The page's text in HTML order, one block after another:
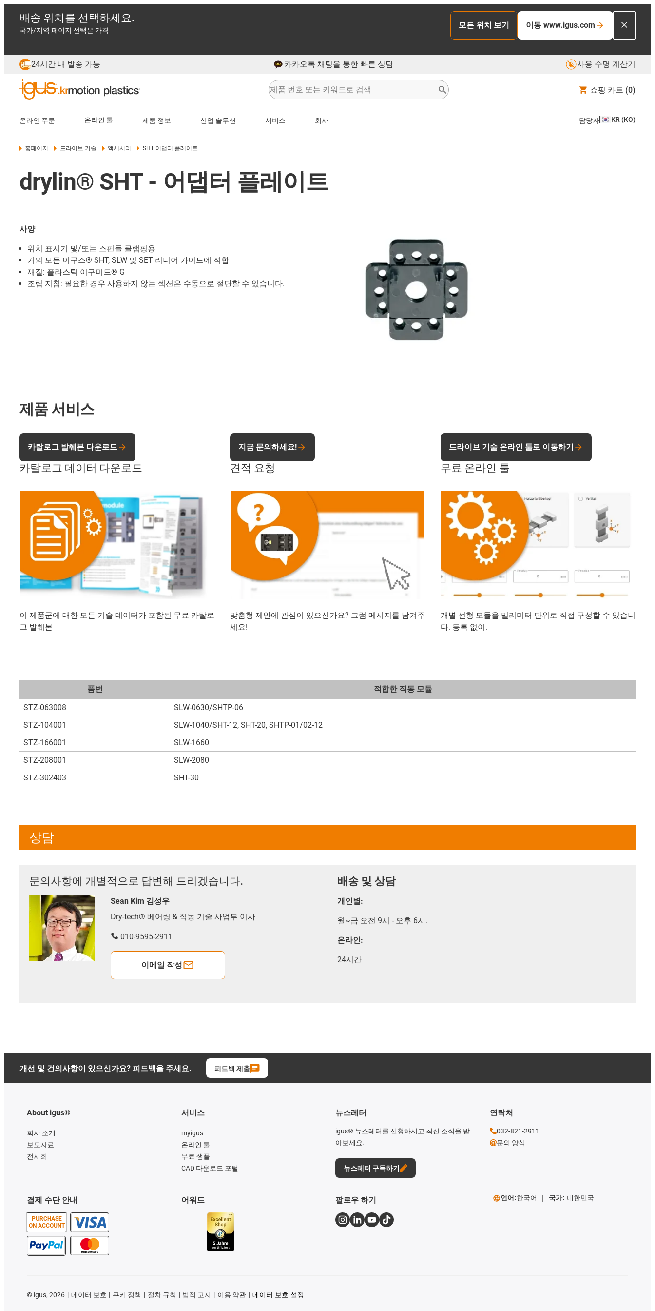
배송 위치를 선택하세요.
국가/지역 페이지 선택은 가격
모든 위치 보기 이동 www.igus.com
24시간 내 발송 가능 카카오톡 채팅을 통한 빠른 상담 사용 수명 계산기
쇼핑 카트 (0)
온라인 주문 온라인 툴 제품 정보 산업 솔루션 서비스 회사 담당자 KR (KO)
홈페이지 드라이브 기술 액세서리 SHT 어댑터 플레이트
drylin® SHT - 어댑터 플레이트
사양
위치 표시기 및/또는 스핀들 클램핑용
거의 모든 이구스® SHT, SLW 및 SET 리니어 가이드에 적합
재질: 플라스틱 이구미드® G
조립 지침: 필요한 경우 사용하지 않는 섹션은 수동으로 절단할 수 있습니다.
제품 서비스
카탈로그 데이터 다운로드
이 제품군에 대한 모든 기술 데이터가 포함된 무료 카탈로
그 발췌본
카탈로그 발췌본 다운로드
견적 요청
맞춤형 제안에 관심이 있으신가요? 그럼 메시지를 남겨주
세요!
지금 문의하세요!
무료 온라인 툴
개별 선형 모듈을 밀리미터 단위로 직접 구성할 수 있습니
다. 등록 없이.
드라이브 기술 온라인 툴로 이동하기
품번
적합한 직동 모듈
STZ-063008
SLW-0630/SHTP-06
STZ-104001
SLW-1040/SHT-12, SHT-20, SHTP-01/02-12
STZ-166001
SLW-1660
STZ-208001
SLW-2080
STZ-302403
SHT-30
상담
문의사항에 개별적으로 답변해 드리겠습니다.
Sean Kim 김성우
Dry-tech® 베어링 & 직동 기술 사업부 이사
010-9595-2911
이메일 작성
배송 및 상담
개인별:
월~금 오전 9시 - 오후 6시.
온라인:
24시간
개선 및 건의사항이 있으신가요? 피드백을 주세요. 피드백 제출
About igus®
회사 소개
보도자료
전시회
결제 수단 안내
PURCHASE
ON ACCOUNT
서비스
myigus
온라인 툴
무료 샘플
CAD 다운로드 포털
어워드
뉴스레터
igus® 뉴스레터를 신청하시고 최신 소식을 받
아보세요.
뉴스레터 구독하기
연락처
032-821-2911
문의 양식
팔로우 하기 언어:한국어 국가: 대한민국
© igus, 2026 데이터 보호 쿠키 정책 절차 규칙 법적 고지 이용 약관 데이터 보호 설정